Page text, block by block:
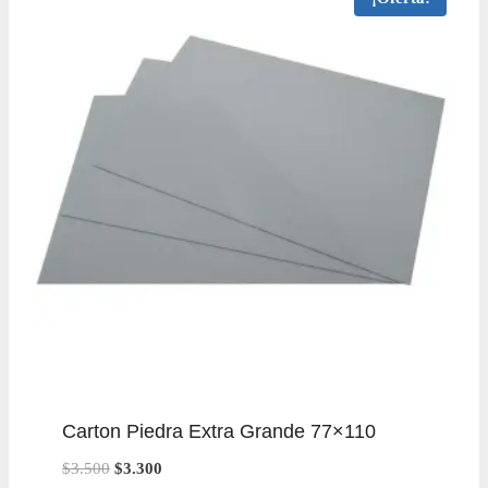
Carton Piedra Extra Grande 77×110
$3.500 El
$3.300